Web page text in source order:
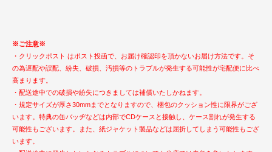
※ご注意※
・クリックポスト はポスト投函で、お届け確認印を頂かないお届け方法です。そ
の為遅配や誤配、紛失、破損、汚損等のトラブルが発生する可能性が宅配便に比べ
高まります。
・配送途中での破損や紛失につきましては補償いたしかねます。
・規定サイズが厚さ30mmまでとなりますので、梱包のクッション性に限界がござ
います。特典の缶バッヂなどは内部でCDケースと接触し、ケース割れが発生する
可能性もございます。また、紙ジャケット製品などは屈折してしまう可能性もござ
います。